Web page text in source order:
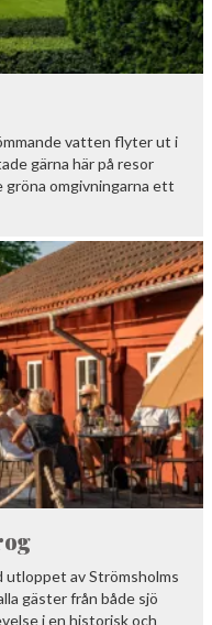
vatten flyter ut i
gärna här på resor
gröna omgivningarna ett
utloppet av Strömsholms
gäster från både sjö
i en historisk och